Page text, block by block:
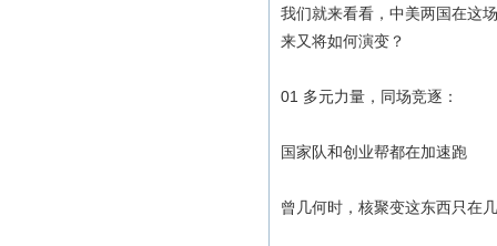
我们就来看看，中美两国在这
来又将如何演变？
01 多元力量，同场竞逐：
国家队和创业帮都在加速跑
曾几何时，核聚变这东西只在